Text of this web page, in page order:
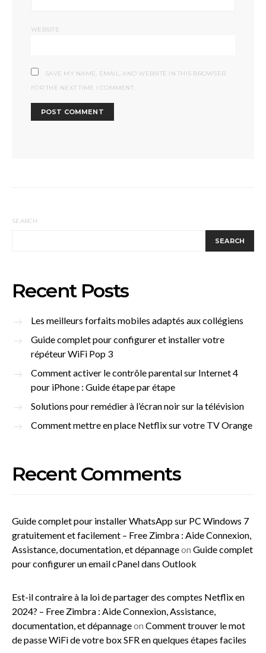
WEBSITE
SAVE MY NAME, EMAIL, AND WEBSITE IN THIS BROWSER
FOR THE NEXT TIME I COMMENT.
SEARCH
SEARCH
Recent Posts
Les meilleurs forfaits mobiles adaptés aux collégiens
Guide complet pour configurer et installer votre
répéteur WiFi Pop 3
Comment activer le contrôle parental sur Internet 4
pour iPhone : Guide étape par étape
Solutions pour remédier à l’écran noir sur la télévision
Comment mettre en place Netflix sur votre TV Orange
Recent Comments
Guide complet pour installer WhatsApp sur PC Windows 7
gratuitement et facilement – Free Zimbra : Aide Connexion,
Assistance, documentation, et dépannageon Guide complet
pour configurer un email cPanel dans Outlook
Est-il contraire à la loi de partager des comptes Netflix en
2024? – Free Zimbra : Aide Connexion, Assistance,
documentation, et dépannageon Comment trouver le mot
de passe WiFi de votre box SFR en quelques étapes faciles